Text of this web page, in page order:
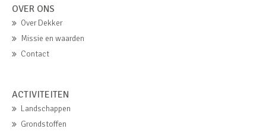
OVER ONS
Over Dekker
Missie en waarden
Contact
ACTIVITEITEN
Landschappen
Grondstoffen